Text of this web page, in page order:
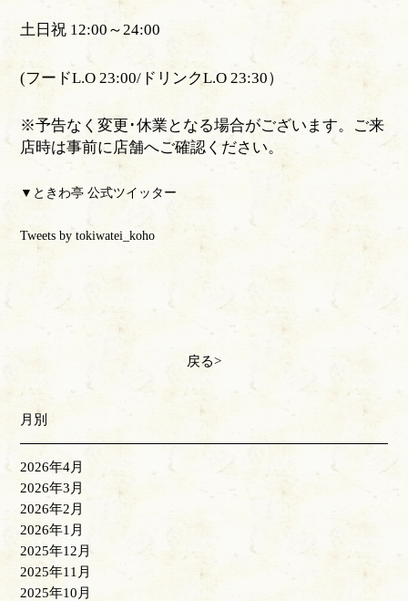
土日祝 12:00～24:00
(フードL.O 23:00/ドリンクL.O 23:30）
※予告なく変更･休業となる場合がございます。ご来
店時は事前に店舗へご確認ください。
▼ときわ亭 公式ツイッター
Tweets by tokiwatei_koho
戻る
月別
2026年4月
2026年3月
2026年2月
2026年1月
2025年12月
2025年11月
2025年10月